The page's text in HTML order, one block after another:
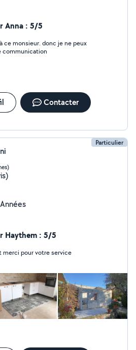
Anna : 5/5
donc je ne peux
communication
Contacter
Particulier
Haythem : 5/5
pour votre service